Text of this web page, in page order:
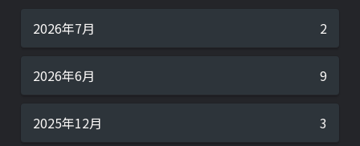
2026年7月 2
2026年6月 9
2025年12月 3